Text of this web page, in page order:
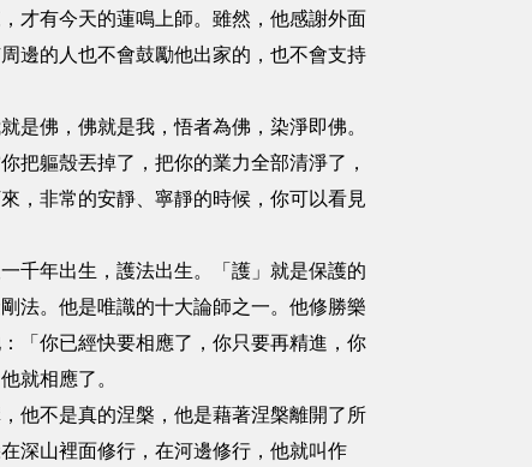
才有今天的蓮鳴上師。雖然，他感謝外面
邊的人也不會鼓勵他出家的，也不會支持
是佛，佛就是我，悟者為佛，染淨即佛。
把軀殼丟掉了，把你的業力全部清淨了，
，非常的安靜、寧靜的時候，你可以看見
千年出生，護法出生。「護」就是保護的
法。他是唯識的十大論師之一。他修勝樂
「你已經快要相應了，你只要再精進，你
就相應了。
他不是真的涅槃，他是藉著涅槃離開了所
深山裡面修行，在河邊修行，他就叫作